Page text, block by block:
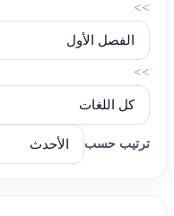
>>
>>
ترتيب حسب